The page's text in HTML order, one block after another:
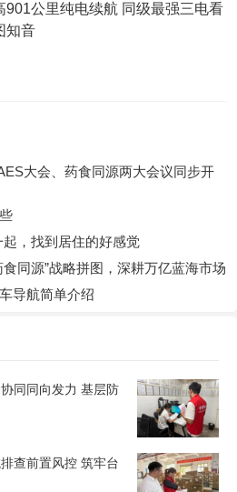
901公里纯电续航 同级最强三电看
知音
大会、药食同源两大会议同步开
，找到居住的好感觉
同源”战略拼图，深耕万亿蓝海市场
导航简单介绍
同同向发力 基层防
查前置风控 筑牢台